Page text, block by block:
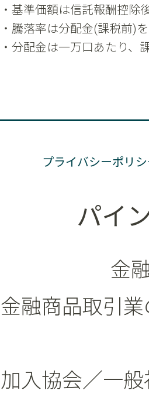
プライバシーポリシ
パイ
金
金融商品取引
加入協会／一